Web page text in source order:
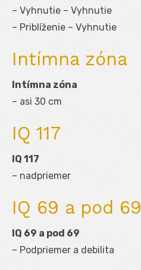
– Vyhnutie – Vyhnutie
– Priblíženie – Vyhnutie
Intímna zóna
Intímna zóna
– asi 30 cm
IQ 117
IQ 117
– nadpriemer
IQ 69 a pod 69
IQ 69 a pod 69
– Podpriemer a debilita